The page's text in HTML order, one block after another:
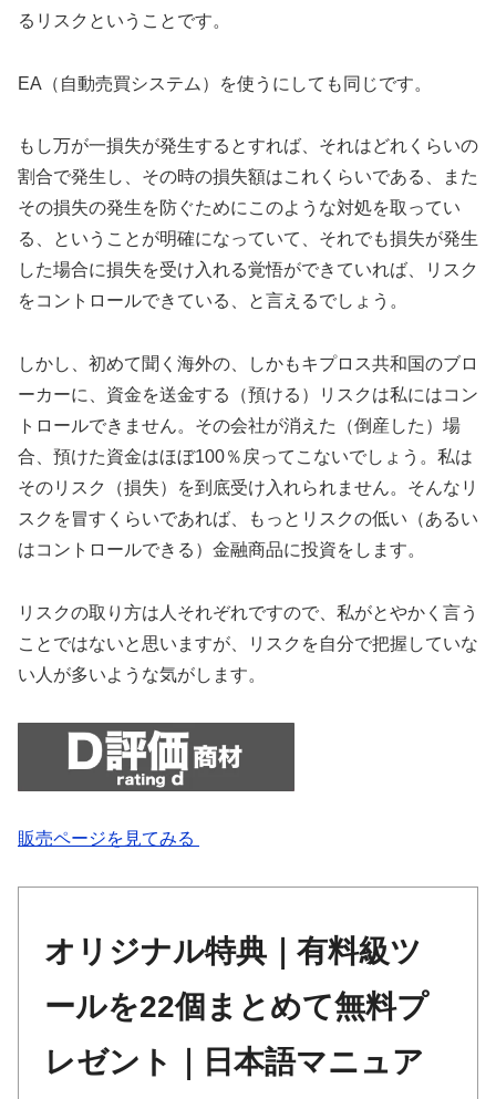
るリスクということです。
EA（自動売買システム）を使うにしても同じです。
もし万が一損失が発生するとすれば、それはどれくらいの
割合で発生し、その時の損失額はこれくらいである、また
その損失の発生を防ぐためにこのような対処を取ってい
る、ということが明確になっていて、それでも損失が発生
した場合に損失を受け入れる覚悟ができていれば、リスク
をコントロールできている、と言えるでしょう。
しかし、初めて聞く海外の、しかもキプロス共和国のブロ
ーカーに、資金を送金する（預ける）リスクは私にはコン
トロールできません。その会社が消えた（倒産した）場
合、預けた資金はほぼ100％戻ってこないでしょう。私は
そのリスク（損失）を到底受け入れられません。そんなリ
スクを冒すくらいであれば、もっとリスクの低い（あるい
はコントロールできる）金融商品に投資をします。
リスクの取り方は人それぞれですので、私がとやかく言う
ことではないと思いますが、リスクを自分で把握していな
い人が多いような気がします。
販売ページを見てみる
オリジナル特典｜有料級ツ
ールを22個まとめて無料プ
レゼント｜日本語マニュア